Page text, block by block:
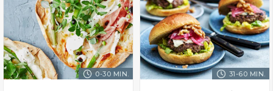
0-30 MIN. 31-60 MIN.